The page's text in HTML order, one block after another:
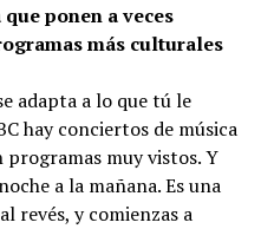
ponen a veces
más culturales
adapta a lo que tú le
hay conciertos de música
programas muy vistos. Y
a la mañana. Es una
revés, y comienzas a